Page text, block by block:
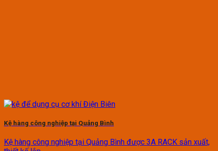
Kệ hàng công nghiệp tại Quảng Bình
Kệ hàng công nghiệp tại Quảng Bình được 3A RACK sản xuất,